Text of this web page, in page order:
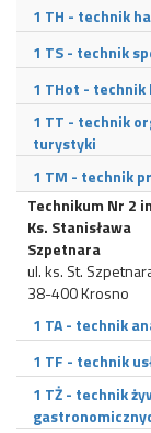
1 TH - technik
1 TS - technik
1 THot -
1 TT - technik
turystyki
1 TM - technik
Technikum Nr 2
Ks. Stanisława
Szpetnara
ul. ks. St.
38-400 Krosno
1 TA - technik
1 TF - technik
1 TŻ - technik